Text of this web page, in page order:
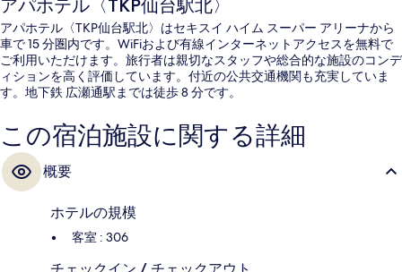
アパホテル〈TKP仙台駅北〉
アパホテル〈TKP仙台駅北〉はセキスイ ハイム スーパー アリーナから
車で 15 分圏内です。WiFiおよび有線インターネットアクセスを無料で
ご利用いただけます。旅行者は親切なスタッフや総合的な施設のコンデ
ィションを高く評価しています。付近の公共交通機関も充実していま
す。地下鉄 広瀬通駅までは徒歩 8 分です。
この宿泊施設に関する詳細
概要
ホテルの規模
客室 : 306